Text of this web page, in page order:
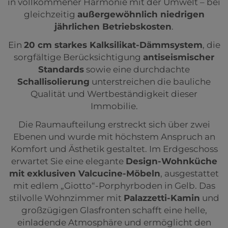
gleichzeitig außergewöhnlich niedrigen
jährlichen Betriebskosten.
Ein 20 cm starkes Kalksilikat-Dämmsystem, die
sorgfältige Berücksichtigung antiseismischer
Standards sowie eine durchdachte
Schallisolierung unterstreichen die bauliche
Qualität und Wertbeständigkeit dieser
Immobilie.
Die Raumaufteilung erstreckt sich über zwei
Ebenen und wurde mit höchstem Anspruch an
Komfort und Ästhetik gestaltet. Im Erdgeschoss
erwartet Sie eine elegante Design-Wohnküche
mit exklusiven Valcucine-Möbeln, ausgestattet
mit edlem „Giotto“-Porphyrboden in Gelb. Das
stilvolle Wohnzimmer mit Palazzetti-Kamin und
großzügigen Glasfronten schafft eine helle,
einladende Atmosphäre und ermöglicht den